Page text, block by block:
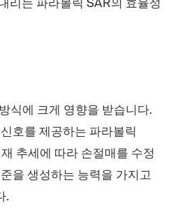
식에 크게 영향을 받습니다.
호를 제공하는 파라볼릭
추세에 따라 손절매를 수정
을 생성하는 능력을 가지고
.